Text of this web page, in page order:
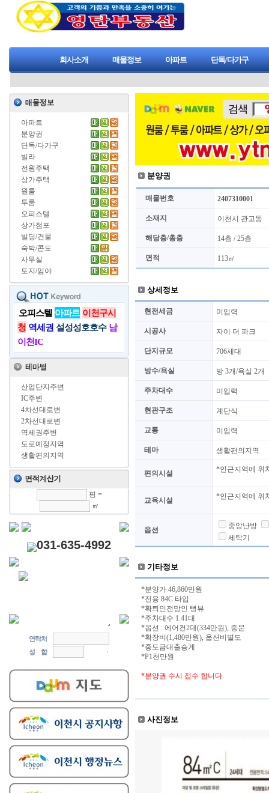
회사소개 매물정보 아파트 단독/다가구
아파트
분양권
단독/다가구
빌라
전원주택
상가주택
원룸
투룸
오피스텔
상가점포
빌딩/건물
숙박/콘도
사무실
토지/임야
오피스텔 아파트 이천구시
청 역세권 설성성호호수 남
이천IC
산업단지주변
IC주변
4차선대로변
2차선대로변
역세권주변
도로예정지역
생활편의지역
평 =
㎡
031-635-4992
연락처
성 함
분양권
매물번호 2407310001
소재지 이천시 관고동
해당층/총층 14층 / 25층
면적 113㎡
상세정보
현전세금 미입력
시공사 자이 더 파크
단지규모 706세대
방수/욕실 방 3개/욕실 2개
주차대수 미입력
현관구조 계단식
교통 미입력
테마 생활편의지역
편의시설 *인근지역에 위
교육시설 *인근지역에 위
옵션
중앙난방
세탁기
기타정보
*분양가 46,860만원
*전용 84C 타입
*확틔인전망인 뻥뷰
*주차대수 1.41대
*옵션 : 에어컨2대(334만원), 중문
*확장비(1,480만원), 옵션비별도
*중도금대출승계
*P1천만원
*분양권 수시 접수 합니다.
사진정보